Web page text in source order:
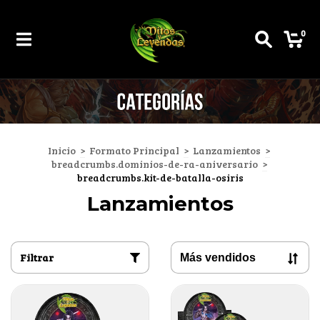
0
Inicio > Formato Principal > Lanzamientos >
breadcrumbs.dominios-de-ra-aniversario >
breadcrumbs.kit-de-batalla-osiris
Lanzamientos
Filtrar